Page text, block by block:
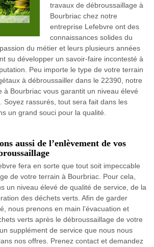
travaux de débroussaillage à
Bourbriac chez notre
entreprise Lefebvre ont des
connaissances solides du
du métier et leurs plusieurs années
su développer un savoir-faire incontesté à
Peu importe le type de votre terrain
à débroussailler dans le 22390, notre
à Bourbriac vous garantit un niveau élevé
Soyez rassurés, tout sera fait dans les
un grand souci pour la qualité.
aussi de l’enlèvement de vos
fera en sorte que tout soit impeccable
de votre terrain à Bourbriac. Pour cela,
un niveau élevé de qualité de service, de la
des déchets verts. Afin de garder
nous prenons en main l’évacuation et
verts après le débroussaillage de votre
supplément de service que nous nous
nos offres. Prenez contact et demandez